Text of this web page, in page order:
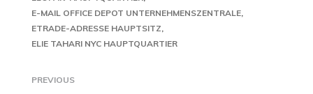
E-MAIL OFFICE DEPOT UNTERNEHMENSZENTRALE
ETRADE-ADRESSE HAUPTSITZ
ELIE TAHARI NYC HAUPTQUARTIER
PREVIOUS